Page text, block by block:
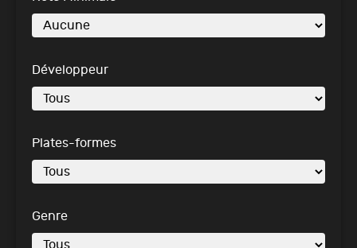
Développeur
Plates-formes
Genre